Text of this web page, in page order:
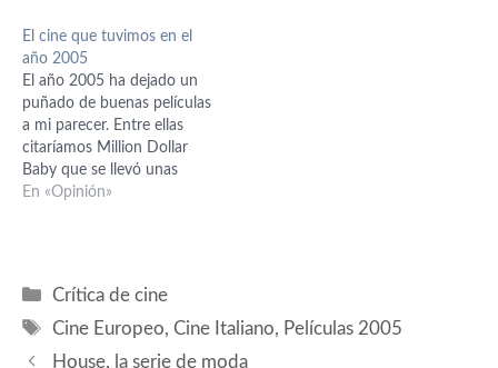
El cine que tuvimos en el
año 2005
El año 2005 ha dejado un
puñado de buenas películas
a mi parecer. Entre ellas
citaríamos Million Dollar
Baby que se llevó unas
merecidas estatuillas en los
creciendo como actor.
Gustó y mucho Life…
En «Opinión»
Categorías
Crítica de cine
Etiquetas
Cine Europeo,Cine Italiano, Películas 2005
House, la serie de moda